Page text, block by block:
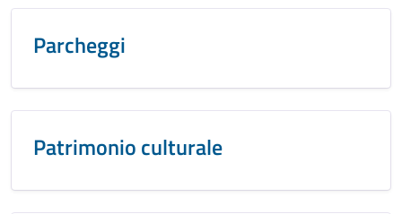
Parcheggi
Patrimonio culturale